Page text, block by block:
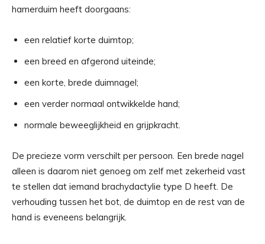
hamerduim heeft doorgaans:
een relatief korte duimtop;
een breed en afgerond uiteinde;
een korte, brede duimnagel;
een verder normaal ontwikkelde hand;
normale beweeglijkheid en grijpkracht.
De precieze vorm verschilt per persoon. Een brede nagel
alleen is daarom niet genoeg om zelf met zekerheid vast
te stellen dat iemand brachydactylie type D heeft. De
verhouding tussen het bot, de duimtop en de rest van de
hand is eveneens belangrijk.